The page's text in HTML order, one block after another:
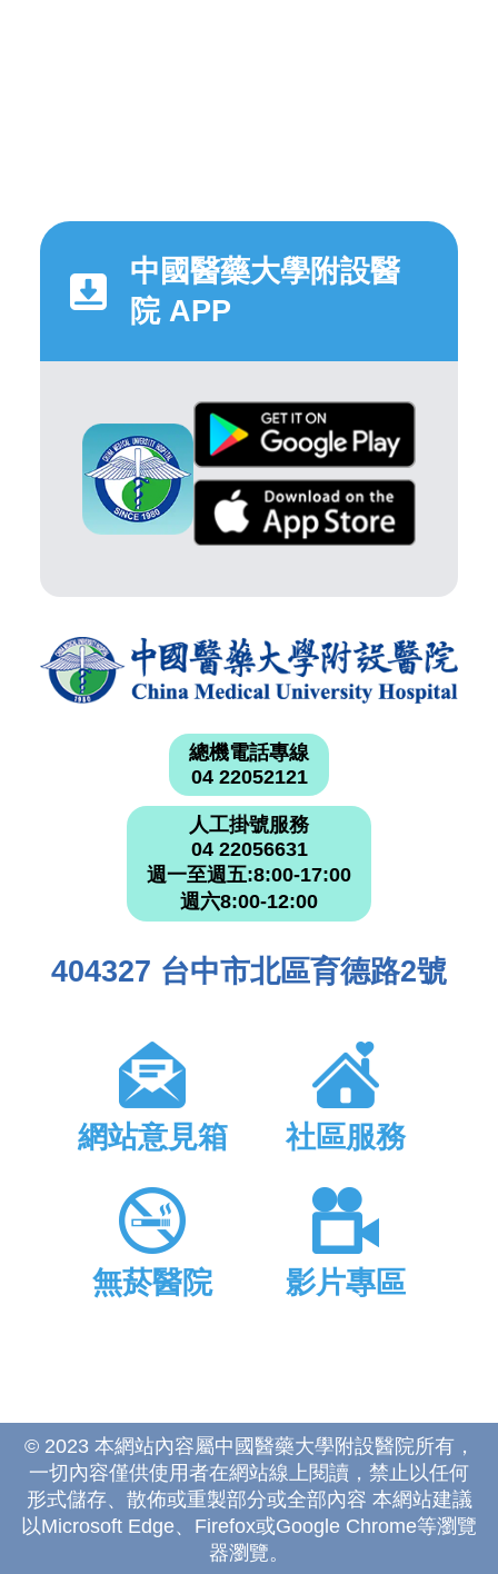
中國醫藥大學附設醫
院 APP
總機電話專線
04 22052121
人工掛號服務
04 22056631
週一至週五:8:00-17:00
週六8:00-12:00
404327 台中市北區育德路2號
網站意見箱 社區服務
無菸醫院 影片專區
© 2023 本網站內容屬中國醫藥大學附設醫院所有，
一切內容僅供使用者在網站線上閱讀，禁止以任何
形式儲存、散佈或重製部分或全部內容 本網站建議
以Microsoft Edge、Firefox或Google Chrome等瀏覽
器瀏覽。